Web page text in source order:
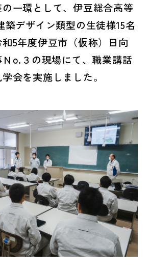
工実績をみる 詳しくみる
工実績をみる 詳しくみる
詳しくみる
発 詳しくみる
産投資 詳しくみる
・出張所︎
キュリティ
バシーポリ
メント防止
マーハラスメントに対する
針
一環として、伊豆総合高等
築デザイン類型の生徒様15名
5年度伊豆市（仮称）日向
o.３の現場にて、職業講話
会を実施しました。